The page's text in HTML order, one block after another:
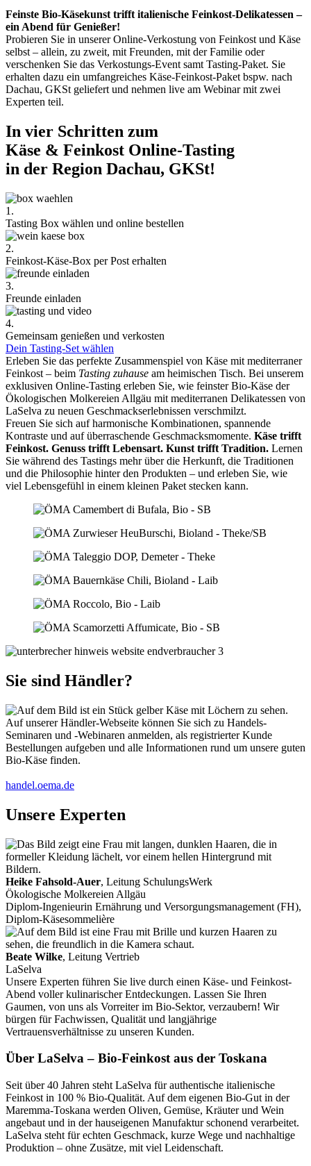
Feinste Bio-Käsekunst trifft italienische Feinkost-Delikatessen –
ein Abend für Genießer!
Probieren Sie in unserer Online-Verkostung von Feinkost und Käse
selbst – allein, zu zweit, mit Freunden, mit der Familie oder
verschenken Sie das Verkostungs-Event samt Tasting-Paket. Sie
erhalten dazu ein umfangreiches Käse-Feinkost-Paket bspw. nach
Dachau, GKSt geliefert und nehmen live am Webinar mit zwei
Experten teil.
In vier Schritten zum
Käse & Feinkost Online-Tasting
in der Region Dachau, GKSt!
1.
Tasting Box wählen und online bestellen
2.
Feinkost-Käse-Box per Post erhalten
3.
Freunde einladen
4.
Gemeinsam genießen und verkosten
Dein Tasting-Set wählen
Erleben Sie das perfekte Zusammenspiel von Käse mit mediterraner
Feinkost – beim Tasting zuhause am heimischen Tisch. Bei unserem
exklusiven Online-Tasting erleben Sie, wie feinster Bio-Käse der
Ökologischen Molkereien Allgäu mit mediterranen Delikatessen von
LaSelva zu neuen Geschmackserlebnissen verschmilzt.
Freuen Sie sich auf harmonische Kombinationen, spannende
Kontraste und auf überraschende Geschmacksmomente. Käse trifft
Feinkost. Genuss trifft Lebensart. Kunst trifft Tradition. Lernen
Sie während des Tastings mehr über die Herkunft, die Traditionen
und die Philosophie hinter den Produkten – und erleben Sie, wie
viel Lebensgefühl in einem kleinen Paket stecken kann.
Sie sind Händler?
Auf unserer Händler-Webseite können Sie sich zu Handels-
Seminaren und -Webinaren anmelden, als registrierter Kunde
Bestellungen aufgeben und alle Informationen rund um unsere guten
Bio-Käse finden.
handel.oema.de
Unsere Experten
Heike Fahsold-Auer, Leitung SchulungsWerk
Ökologische Molkereien Allgäu
Diplom-Ingenieurin Ernährung und Versorgungsmanagement (FH),
Diplom-Käsesommelière
Beate Wilke, Leitung Vertrieb
LaSelva
Unsere Experten führen Sie live durch einen Käse- und Feinkost-
Abend voller kulinarischer Entdeckungen. Lassen Sie Ihren
Gaumen, von uns als Vorreiter im Bio-Sektor, verzaubern! Wir
bürgen für Fachwissen, Qualität und langjährige
Vertrauensverhältnisse zu unseren Kunden.
Über LaSelva – Bio-Feinkost aus der Toskana
Seit über 40 Jahren steht LaSelva für authentische italienische
Feinkost in 100 % Bio-Qualität. Auf dem eigenen Bio-Gut in der
Maremma-Toskana werden Oliven, Gemüse, Kräuter und Wein
angebaut und in der hauseigenen Manufaktur schonend verarbeitet.
LaSelva steht für echten Geschmack, kurze Wege und nachhaltige
Produktion – ohne Zusätze, mit viel Leidenschaft.